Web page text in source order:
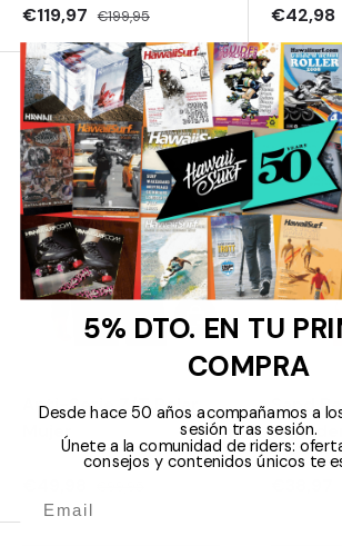
€119,97 €199,95 €42,98
Hasta un 50 % de descuento
Anti-Serie Z/T Polar
Mujer
Hasta
Salty Crew
Sand
5% DTO. EN TU
COMPRA
Desde hace 50 años acompañamos a
sesión tras sesión.
Únete a la comunidad de riders:
consejos y contenidos únicos te